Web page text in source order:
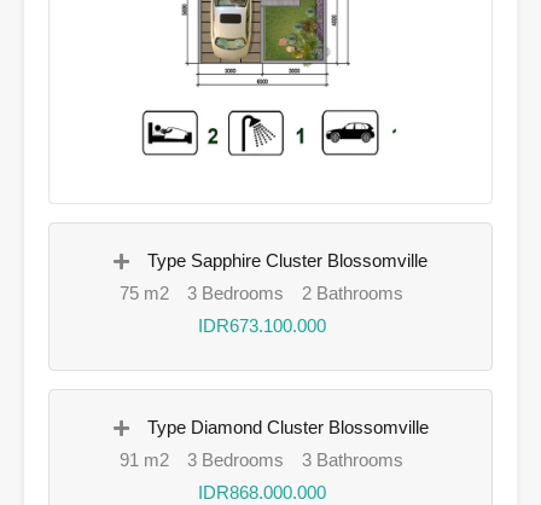
Type Sapphire Cluster Blossomville
75 m2
3 Bedrooms
2 Bathrooms
IDR673.100.000
Type Diamond Cluster Blossomville
91 m2
3 Bedrooms
3 Bathrooms
IDR868.000.000